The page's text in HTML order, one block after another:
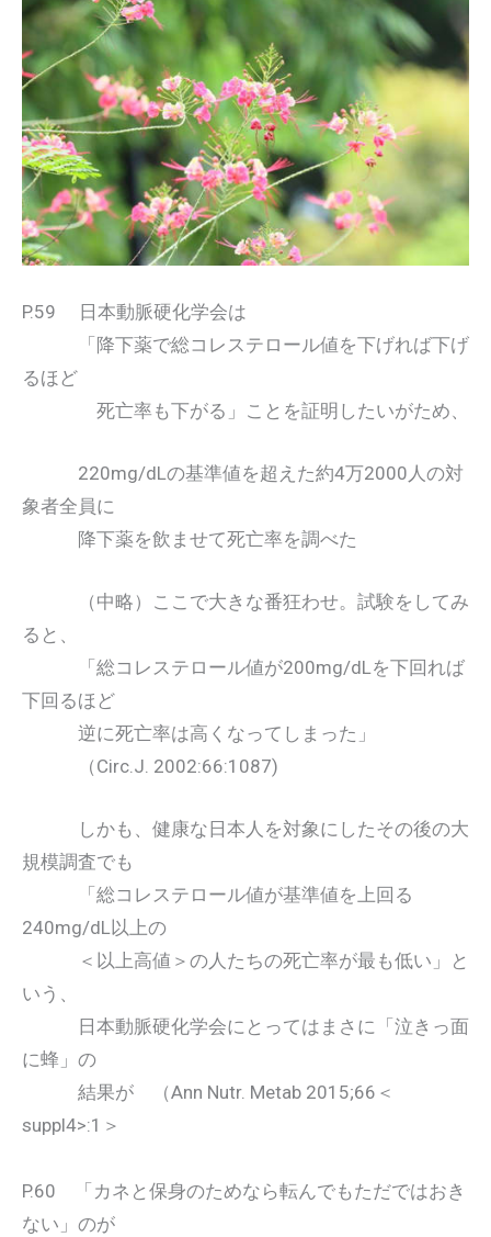
P.59 日本動脈硬化学会は
「降下薬で総コレステロール値を下げれば下げ
るほど
死亡率も下がる」ことを証明したいがため、
220mg/dLの基準値を超えた約4万2000人の対
象者全員に
降下薬を飲ませて死亡率を調べた
（中略）ここで大きな番狂わせ。試験をしてみ
ると、
「総コレステロール値が200mg/dLを下回れば
下回るほど
逆に死亡率は高くなってしまった」
（Circ.J. 2002:66:1087)
しかも、健康な日本人を対象にしたその後の大
規模調査でも
「総コレステロール値が基準値を上回る
240mg/dL以上の
＜以上高値＞の人たちの死亡率が最も低い」と
いう、
日本動脈硬化学会にとってはまさに「泣きっ面
に蜂」の
結果が （Ann Nutr. Metab 2015;66＜
suppl4>:1＞
P.60 「カネと保身のためなら転んでもただではおき
ない」のが